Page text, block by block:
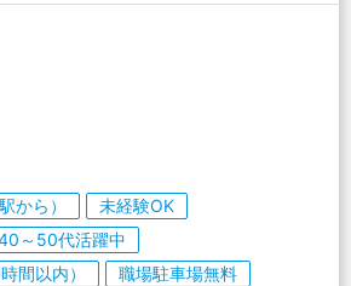
から）
未経験OK
～50代活躍中
間以内）
職場駐車場無料